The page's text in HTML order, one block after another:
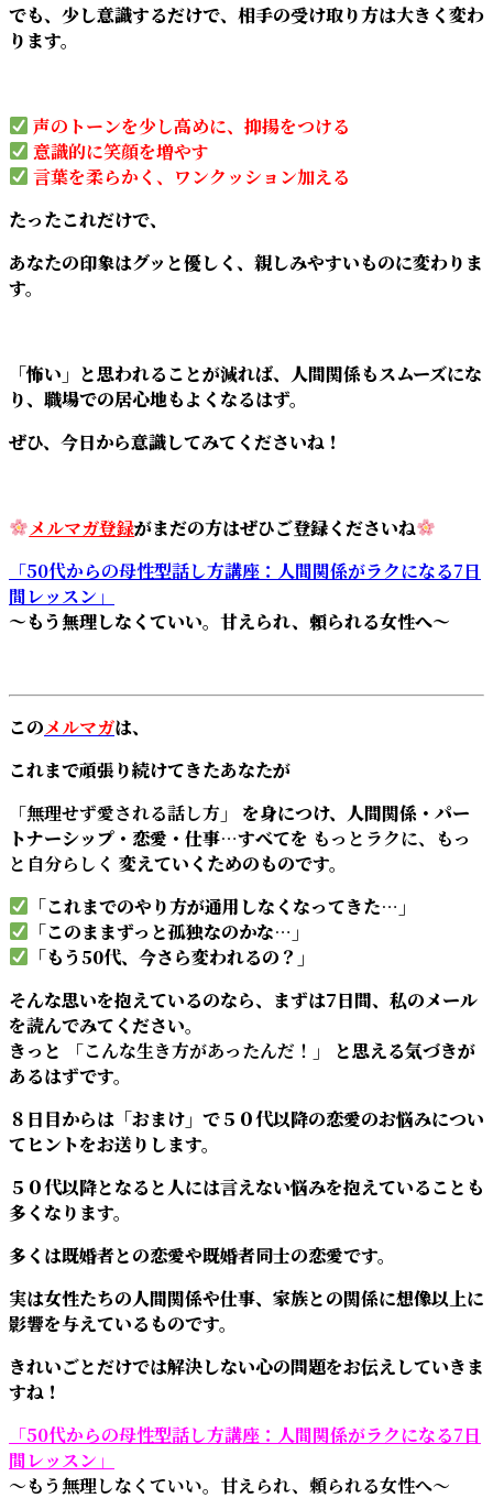
でも、少し意識するだけで、相手の受け取り方は大きく変わ
ります。
声のトーンを少し高めに、抑揚をつける
意識的に笑顔を増やす
言葉を柔らかく、ワンクッション加える
たったこれだけで、
あなたの印象はグッと優しく、親しみやすいものに変わりま
す。
「怖い」と思われることが減れば、人間関係もスムーズにな
り、職場での居心地もよくなるはず。
ぜひ、今日から意識してみてくださいね！
メルマガ登録がまだの方はぜひご登録くださいね
「50代からの母性型話し方講座：人間関係がラクになる7日
間レッスン」
～もう無理しなくていい。甘えられ、頼られる女性へ～
このメルマガは、
これまで頑張り続けてきたあなたが
「無理せず愛される話し方」
を身につけ、人間関係・パー
トナーシップ・恋愛・仕事…すべてを もっとラクに、もっ
と自分らしく 変えていくためのものです。
「これまでのやり方が通用しなくなってきた…」
「このままずっと孤独なのかな…」
「もう50代、今さら変われるの？」
そんな思いを抱えているのなら、まずは7日間、私のメール
を読んでみてください。
きっと
「こんな生き方があったんだ！」
と思える気づきが
あるはずです。
８日目からは「おまけ」で５０代以降の恋愛のお悩みについ
てヒントをお送りします。
５０代以降となると人には言えない悩みを抱えていることも
多くなります。
多くは既婚者との恋愛や既婚者同士の恋愛です。
実は女性たちの人間関係や仕事、家族との関係に想像以上に
影響を与えているものです。
きれいごとだけでは解決しない心の問題をお伝えしていきま
すね！
「50代からの母性型話し方講座：人間関係がラクになる7日
間レッスン」
～もう無理しなくていい。甘えられ、頼られる女性へ～